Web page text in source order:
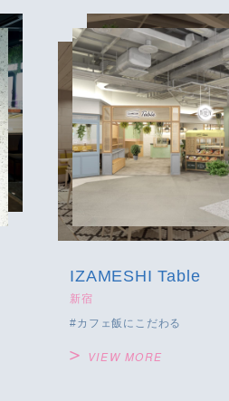
IZAMESHI Table
新宿
カフェ飯にこだわる
VIEW MORE